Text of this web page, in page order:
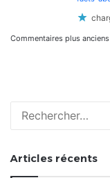
Navigation
Commentaires plus anciens
Articles récents